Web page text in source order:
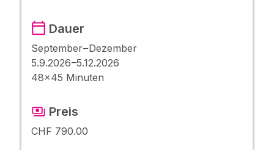
Dauer
September – Dezember
5.9.2026 –5.12.2026
48×45 Minuten
Preis
CHF 790.00